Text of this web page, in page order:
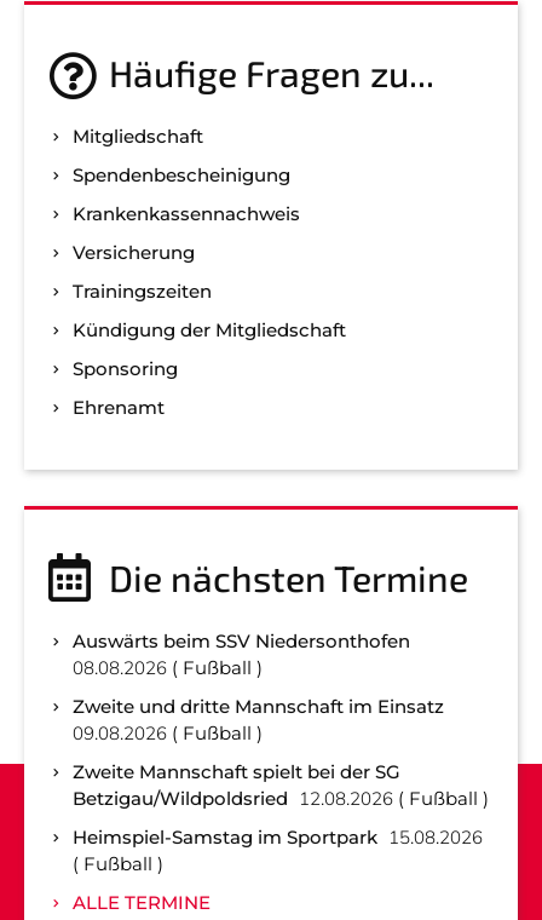
Häufige Fragen zu...
Mitgliedschaft
Spenden­bescheinigung
Kranken­kassen­nachweis
Versicherung
Trainingszeiten
Kündigung der Mitgliedschaft
Sponsoring
Ehrenamt
Die nächsten Termine
Auswärts beim SSV Niedersonthofen
08.08.2026
Fußball
Zweite und dritte Mannschaft im Einsatz
09.08.2026
Fußball
Zweite Mannschaft spielt bei der SG
Betzigau/Wildpoldsried
12.08.2026
Fußball
Heimspiel-Samstag im Sportpark 15.08.2026
Fußball
ALLE TERMINE